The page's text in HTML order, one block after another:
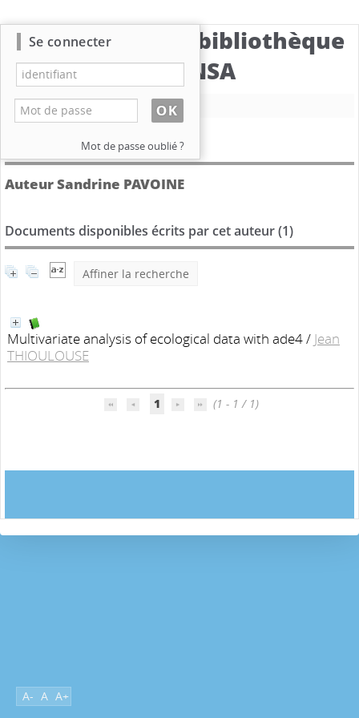
Catalogue de la bibliothèque
du CBNSA
Nouvelle recherche
Détail de l'auteur
Auteur Sandrine PAVOINE
Documents disponibles écrits par cet auteur (1)
Affiner la recherche
Multivariate analysis of ecological data with ade4/ Jean
THIOULOUSE
1 (1 - 1 / 1)
A- A A+
Se connecter
Mot de passe oublié ?